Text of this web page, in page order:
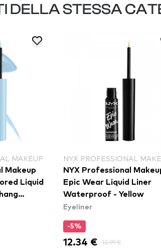
DELLA STESSA
MAKEUP
Makeup
Liquid
NYX PROFESSIONAL
NYX Professional
Epic Wear Liquid Liner
Waterproof - Yellow
Eyeliner
-5%
12.34 € 12.99 €